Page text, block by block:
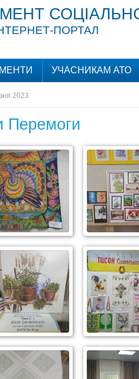
ПОРТАЛ
УЧАСНИКАМ АТО
2023
Перемоги